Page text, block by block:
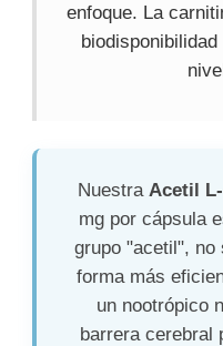
enfoque. La
NuestraAcetil
mg por cápsula
grupo "acetil", no
forma más
un nootrópico
barrera cerebral